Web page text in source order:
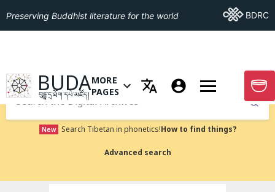
Preserving Buddhist literature for the world Go ToBDRC
GO TO HOMEPAGE
BUDA
བུདྡྷ་དྲ་ཐོག་དཔེ་མཛོད།
OPEN MENU OF MORE PAGES
MORE
PAGES
GO
Submit
New Search Tibetan in phonetics!How to find things?
Advanced search